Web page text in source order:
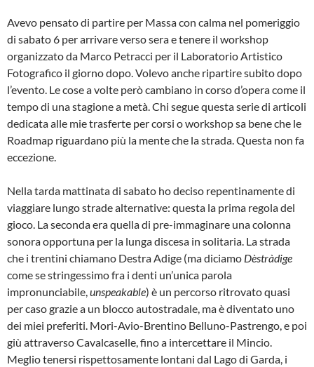
Avevo pensato di partire per Massa con calma nel pomeriggio
di sabato 6 per arrivare verso sera e tenere il workshop
organizzato da Marco Petracci per il Laboratorio Artistico
Fotografico il giorno dopo. Volevo anche ripartire subito dopo
l’evento. Le cose a volte però cambiano in corso d’opera come il
tempo di una stagione a metà. Chi segue questa serie di articoli
dedicata alle mie trasferte per corsi o workshop sa bene che le
Roadmap riguardano più la mente che la strada. Questa non fa
eccezione.
Nella tarda mattinata di sabato ho deciso repentinamente di
viaggiare lungo strade alternative: questa la prima regola del
gioco. La seconda era quella di pre-immaginare una colonna
sonora opportuna per la lunga discesa in solitaria. La strada
che i trentini chiamano Destra Adige (ma diciamo Dèstràdige
come se stringessimo fra i denti un’unica parola
impronunciabile,unspeakable) è un percorso ritrovato quasi
per caso grazie a un blocco autostradale, ma è diventato uno
dei miei preferiti. Mori-Avio-Brentino Belluno-Pastrengo, e poi
giù attraverso Cavalcaselle, fino a intercettare il Mincio.
Meglio tenersi rispettosamente lontani dal Lago di Garda, i